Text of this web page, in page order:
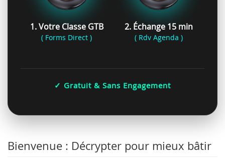
1. Votre Classe GTB
( Forms Direct )
2. Échange 15 min
( Rdv Agenda )
✓ Gratuit & Sans Engagement
Bienvenue : Décrypter pour mieux bâtir